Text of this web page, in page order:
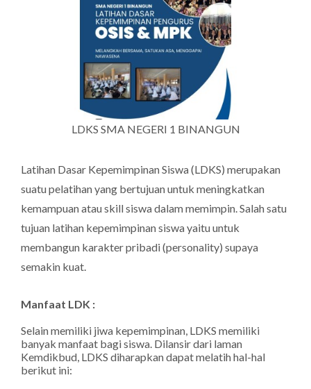
LDKS SMA NEGERI 1 BINANGUN
Latihan Dasar KepemimpinanSiswa(LDKS) merupakan
suatu pelatihan yang bertujuan untuk meningkatkan
kemampuan atau skill siswa dalam memimpin. Salah satu
tujuan latihan kepemimpinan siswa yaitu untuk
membangun karakter pribadi (personality) supaya
semakin kuat.
Manfaat LDK :
Selain memiliki jiwa kepemimpinan, LDKS memiliki
banyak manfaat bagi siswa. Dilansir dari laman
Kemdikbud, LDKS diharapkan dapat melatih hal-hal
berikut ini: